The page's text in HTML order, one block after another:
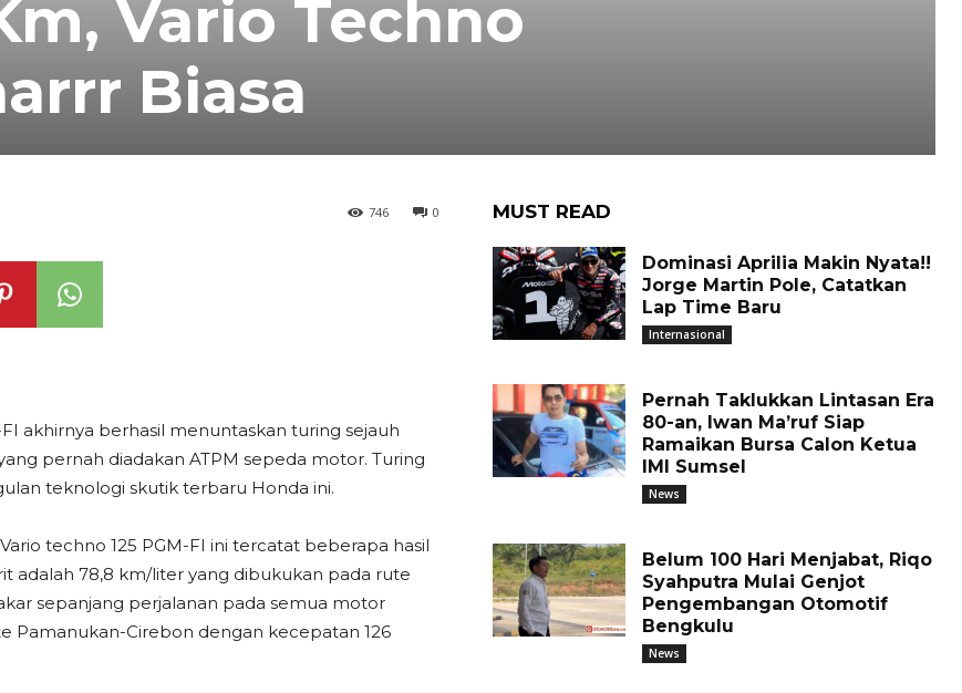
Vario Techno
Biasa
0
746
akhirnya berhasil menuntaskan turing sejauh
pernah diadakan ATPM sepeda motor. Turing
teknologi skutik terbaru Honda ini.
techno 125 PGM-FI ini tercatat beberapa hasil
adalah 78,8 km/liter yang dibukukan pada rute
sepanjang perjalanan pada semua motor
Pamanukan-Cirebon dengan kecepatan 126
MUST READ
Dominasi Aprilia Makin Nyata!!
Jorge Martin Pole, Catatkan
Lap Time Baru
Internasional
Pernah Taklukkan Lintasan Era
80-an, Iwan Ma’ruf Siap
Ramaikan Bursa Calon Ketua
IMI Sumsel
News
Belum 100 Hari Menjabat, Riqo
Syahputra Mulai Genjot
Pengembangan Otomotif
Bengkulu
News